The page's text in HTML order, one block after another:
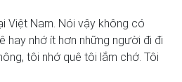
Việt Nam. Nói vậy không có
hay nhớ ít hơn những người đi đi
tôi nhớ quê tôi lắm chớ. Tôi